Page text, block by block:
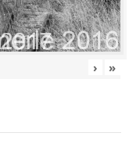
› »